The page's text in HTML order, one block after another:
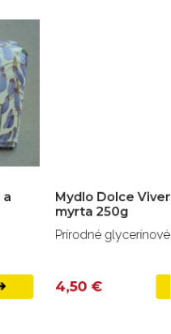
Mydlo Dolce
myrta 250g
Prírodné glycerínové
4,50 €